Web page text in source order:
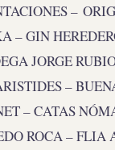
–
– GIN
JORGE
–
– CATAS
ROCA – FLIA